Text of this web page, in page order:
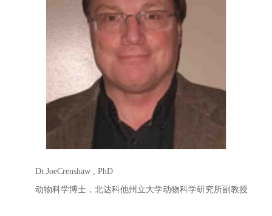
Dr.JoeCrenshaw , PhD
动物科学博士，北达科他州立大学动物科学研究所副教授